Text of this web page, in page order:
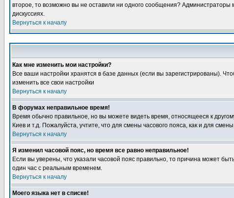
второе, то возможно вы не оставили ни одного сообщения? Администраторы
дискуссиях.
Вернуться к началу
Как мне изменить мои настройки?
Все ваши настройки хранятся в базе данных (если вы зарегистрированы).
изменить все свои настройки
Вернуться к началу
В форумах неправильное время!
Время обычно правильное, но вы можете видеть время, относящееся к
Киев и т.д. Пожалуйста, учтите, что для смены часового пояса, как и для
Вернуться к началу
Я изменил часовой пояс, но время все равно неправильное!
Если вы уверены, что указали часовой пояс правильно, то причина может
один час с реальным временем.
Вернуться к началу
Моего языка нет в списке!